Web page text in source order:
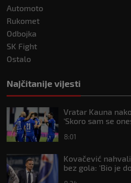
Automoto
Rukomet
Odbojka
SK Fight
Ostalo
Najčitanije vijesti
Vratar Kauna
‘Skoro sam se
8:01
Kovačević
bez gola: ‘Bio je